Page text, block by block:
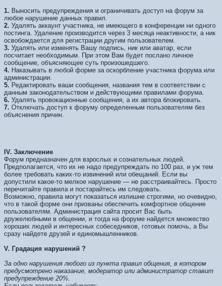
1. Выносить предупреждения и ограничивать доступ на форум за
любое нарушение данных правил.
2. Удалять аккаунт участника, не имеющего в конференции ни одного
постинга. Удаление производится через 3 месяца неактивности, а ник
освобождается для регистрации другим пользователем.
3. Удалять или изменять Вашу подпись, ник или аватар, если
посчитает необходимым. При этом Вам будет послано личное
сообщение, объясняющее суть произошедшего.
4. Наказывать в любой форме за оскорбление участника форума или
администрации.
5. Редактировать ваши сообщения, названия тем в соответствии с
данным законодательством и действующими правилами форума.
6. Удалять провокационные сообщения, а их автора блокировать.
7. Отключать доступ к форуму определенным пользователям без
объяснения причин.
IV. Заключение
Форум предназначен для взрослых и сознательных людей.
Предполагается, что их не надо предупреждать по 100 раз, и уж тем
более требовать каких-то извинений или обещаний. Если вы
допустили какое-то мелкое нарушение — не расстраивайтесь. Просто
перечитайте правила и постарайтесь им следовать.
Возможно, правила могут показаться излишне строгими, но очевидно,
что в такой форме они призваны обеспечить комфортное общение
пользователям. Администрация сайта просит Вас быть
дружелюбными в общении, и тогда на форуме найдется множество
хороших людей и интересных собеседников, готовых помочь, а Вы
сразу найдете друзей и единомышленников.
V. Градация нарушений ?
За одно нарушения любого из пункта правил общения, в котором
предусмотрено наказание, модератор или администратор ставит
предупреждение 20%.